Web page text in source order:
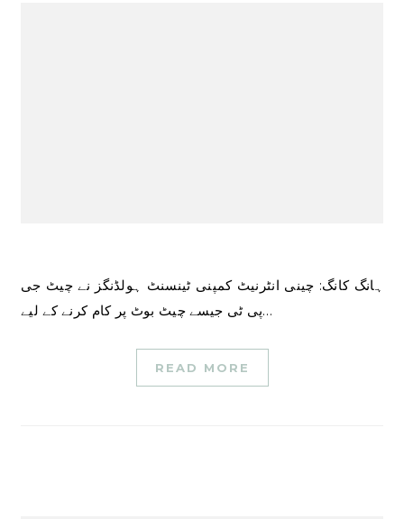
ہانگ کانگ: چینی انٹرنیٹ کمپنی ٹینسنٹ ہولڈنگز نے چیٹ جی
پی ٹی جیسے چیٹ بوٹ پر کام کرنے کے لیے…
READ MORE